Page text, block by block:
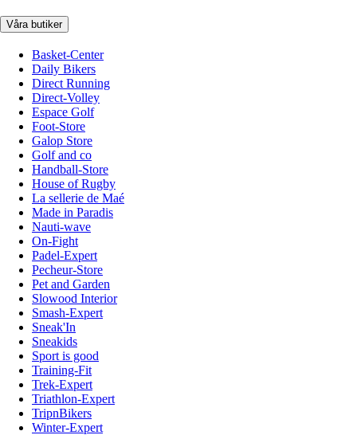
Våra butiker
Basket-Center
Daily Bikers
Direct Running
Direct-Volley
Espace Golf
Foot-Store
Galop Store
Golf and co
Handball-Store
House of Rugby
La sellerie de Maé
Made in Paradis
Nauti-wave
On-Fight
Padel-Expert
Pecheur-Store
Pet and Garden
Slowood Interior
Smash-Expert
Sneak'In
Sneakids
Sport is good
Training-Fit
Trek-Expert
Triathlon-Expert
TripnBikers
Winter-Expert